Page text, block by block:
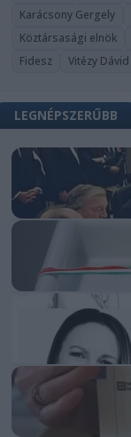
Karácsony Gergely
Köztársasági elnök
Fidesz
Vitézy Dávid
LEGNÉPSZERŰBB